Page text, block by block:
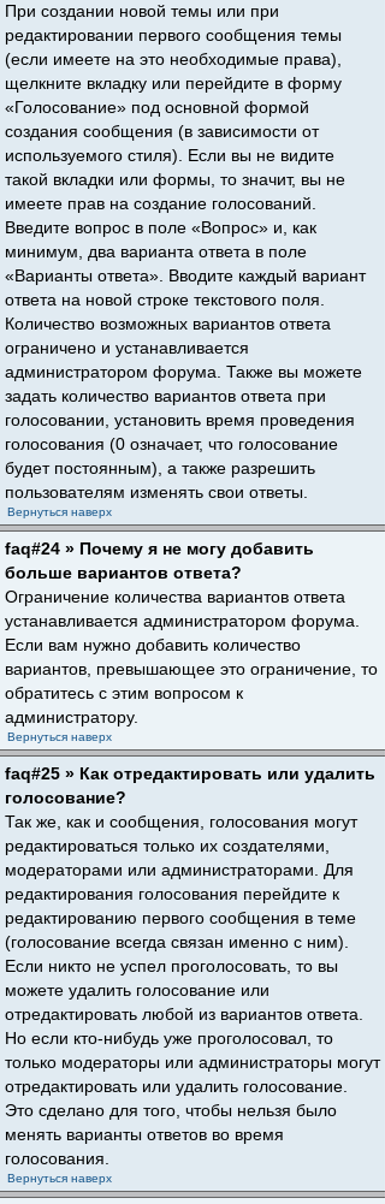
При создании новой темы или при
редактировании первого сообщения темы
(если имеете на это необходимые права),
щелкните вкладку или перейдите в форму
«Голосование» под основной формой
создания сообщения (в зависимости от
используемого стиля). Если вы не видите
такой вкладки или формы, то значит, вы не
имеете прав на создание голосований.
Введите вопрос в поле «Вопрос» и, как
минимум, два варианта ответа в поле
«Варианты ответа». Вводите каждый вариант
ответа на новой строке текстового поля.
Количество возможных вариантов ответа
ограничено и устанавливается
администратором форума. Также вы можете
задать количество вариантов ответа при
голосовании, установить время проведения
голосования (0 означает, что голосование
будет постоянным), а также разрешить
пользователям изменять свои ответы.
Вернуться наверх
faq#24 » Почему я не могу добавить
больше вариантов ответа?
Ограничение количества вариантов ответа
устанавливается администратором форума.
Если вам нужно добавить количество
вариантов, превышающее это ограничение, то
обратитесь с этим вопросом к
администратору.
Вернуться наверх
faq#25 » Как отредактировать или удалить
голосование?
Так же, как и сообщения, голосования могут
редактироваться только их создателями,
модераторами или администраторами. Для
редактирования голосования перейдите к
редактированию первого сообщения в теме
(голосование всегда связан именно с ним).
Если никто не успел проголосовать, то вы
можете удалить голосование или
отредактировать любой из вариантов ответа.
Но если кто-нибудь уже проголосовал, то
только модераторы или администраторы могут
отредактировать или удалить голосование.
Это сделано для того, чтобы нельзя было
менять варианты ответов во время
голосования.
Вернуться наверх